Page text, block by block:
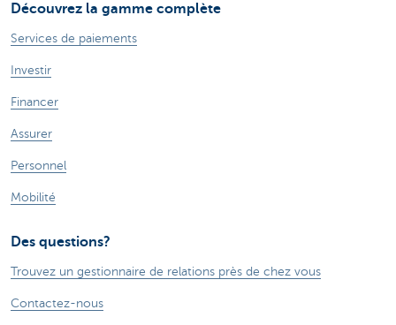
Découvrez la gamme complète
Services de paiements
Investir
Financer
Assurer
Personnel
Mobilité
Des questions?
Trouvez un gestionnaire de relations près de chez vous
Contactez-nous